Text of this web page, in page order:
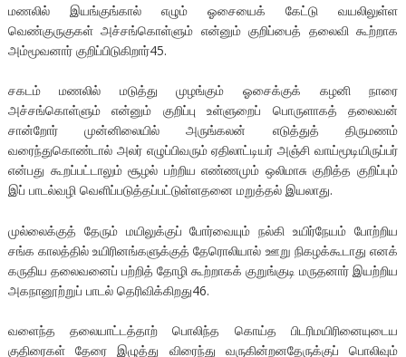
மணலில் இயங்குங்கால் எழும் ஓசையைக் கேட்டு வயலிலுள்ள
வெண்குருகுகள் அச்சங்கொள்ளும் என்னும் குறிப்பைத் தலைவி கூற்றாக
அம்மூவனார் குறிப்பிடுகிறார்45.
சகடம் மணலில் மடுத்து முழங்கும் ஓசைக்குக் கழனி நாரை
அச்சங்கொள்ளும் என்னும் குறிப்பு உள்ளுறைப் பொருளாகத் தலைவன்
சான்றோர் முன்னிலையில் அருங்கலன் எடுத்துத் திருமணம்
வரைந்துகொண்டால் அலர் எழுப்பிவரும் ஏதிலாட்டியர் அஞ்சி வாய்மூடியிருப்பர்
என்பது கூறப்பட்டாலும் சூழல் பற்றிய எண்ணமும் ஒலிமாசு குறித்த குறிப்பும்
இப் பாடல்வழி வெளிப்படுத்தப்பட்டுள்ளதனை மறுத்தல் இயலாது.
முல்லைக்குத் தேரும் மயிலுக்குப் போர்வையும் நல்கி உயிர்நேயம் போற்றிய
சங்க காலத்தில் உயிரினங்களுக்குத் தேரொலியால் ஊறு நிகழக்கூடாது எனக்
கருதிய தலைவனைப் பற்றித் தோழி கூற்றாகக் குறுங்குடி மருதனார் இயற்றிய
அகநானூற்றுப் பாடல் தெரிவிக்கிறது46.
வளைந்த தலையாட்டத்தாற் பொலிந்த கொய்த பிடரிமயிரினையுடைய
குதிரைகள் தேரை இழுத்து விரைந்து வருகின்றனதேருக்குப் பொலிவும்